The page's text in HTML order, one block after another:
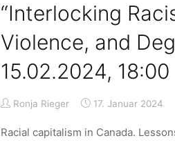
Selbstbestimmung
als
Herausforderungen
für
zukunftsorientierte
“Interlocking
Violence, and
15.02.2024, 18:00
Ronja Rieger 17. Januar 2024
Racial capitalism in Canada.